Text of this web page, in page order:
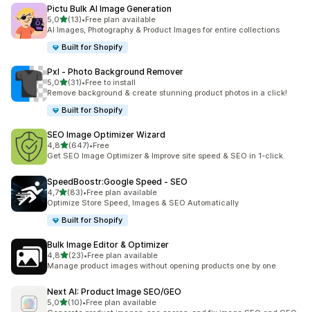
Pictu Bulk AI Image Generation
5,0na 5 gwiazdek
(13)
Łączna liczba recenzji: 13
•Free plan available
AI Images, Photography & Product Images for entire collections
Built for Shopify
Pxl ‑ Photo Background Remover
5,0na 5 gwiazdek
(31)
Łączna liczba recenzji: 31
•Free to install
Remove background & create stunning product photos in a click!
Built for Shopify
SEO Image Optimizer Wizard
4,8na 5 gwiazdek
(647)
Łączna liczba recenzji: 647
•Free
Get SEO Image Optimizer & Improve site speed & SEO in 1-click.
SpeedBoostr:Google Speed ‑ SEO
4,7na 5 gwiazdek
(83)
Łączna liczba recenzji: 83
•Free plan available
Optimize Store Speed, Images & SEO Automatically
Built for Shopify
Bulk Image Editor & Optimizer
4,8na 5 gwiazdek
(23)
Łączna liczba recenzji: 23
•Free plan available
Manage product images without opening products one by one
Next AI: Product Image SEO/GEO
5,0na 5 gwiazdek
(10)
Łączna liczba recenzji: 10
•Free plan available